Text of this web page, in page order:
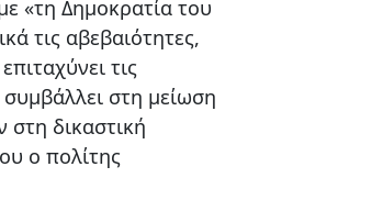
«τη Δημοκρατία του
τις αβεβαιότητες,
τις
συμβάλλει στη μείωση
δικαστική
ο πολίτης